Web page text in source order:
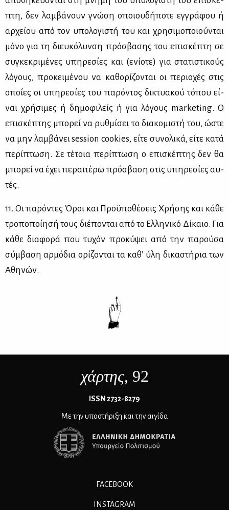
πτη, δεν λαμ­βά­νουν γνώ­ση οποιου­δή­πο­τε εγ­γρά­φου ή
αρ­χεί­ου από τον υπο­λο­γι­στή του και χρη­σι­μο­ποιού­νται
μό­νο για τη διευ­κό­λυν­ση πρό­σβα­σης του επι­σκέ­πτη σε
συ­γκε­κρι­μέ­νες υπη­ρε­σί­ες και (ενί­ο­τε) για στα­τι­στι­κούς
λό­γους, προ­κει­μέ­νου να κα­θο­ρί­ζο­νται οι πε­ριο­χές στις
οποί­ες οι υπη­ρε­σί­ες του πα­ρό­ντος δι­κτυα­κού τό­που εί­
ναι χρή­σι­μες ή δη­μο­φι­λείς ή για λό­γους marketing. O
επι­σκέ­πτης μπο­ρεί να ρυθ­μί­σει το δια­κο­μι­στή του, ώστε
να μην λαμ­βά­νει session cookies, εί­τε συ­νο­λι­κά, εί­τε κα­τά
πε­ρί­πτω­ση. Σε τέ­τοια πε­ρί­πτω­ση ο επι­σκέ­πτης δεν θα
μπο­ρεί να έχει πε­ραι­τέ­ρω πρό­σβα­ση στις υπη­ρε­σί­ες αυ­
τές.
11. Οι πα­ρό­ντες Όροι και Προ­ϋ­πο­θέ­σεις Χρή­σης και κά­θε
τρο­πο­ποί­η­σή τους διέ­πο­νται από το Ελ­λη­νι­κό Δί­καιο. Για
κά­θε δια­φο­ρά που τυ­χόν προ­κύ­ψει από την πα­ρού­σα
σύμ­βα­ση αρ­μό­δια ορί­ζο­νται τα κα­θ’ ύλη δι­κα­στή­ρια των
Αθη­νών.
χάρτης, 92
ΙSSN 2732-8279
Με την υποστήριξη και την αιγίδα
FACEBOOK
INSTAGRAM